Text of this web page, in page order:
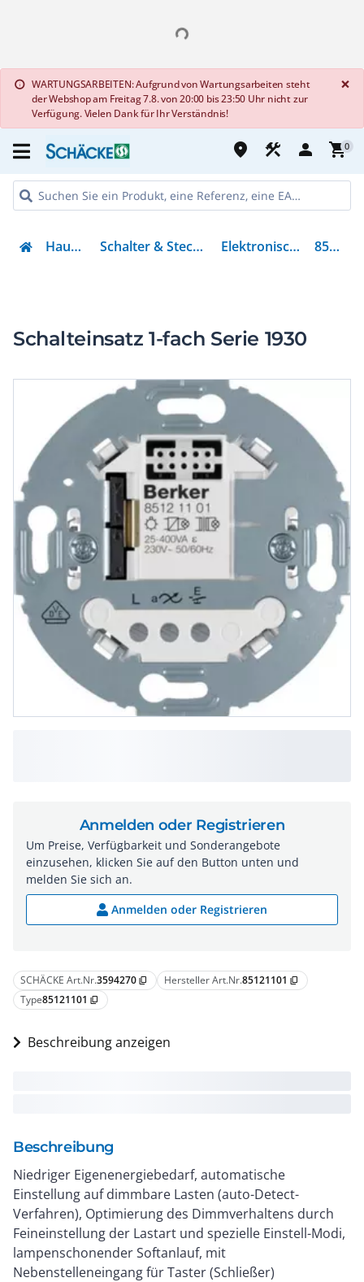
info WARTUNGSARBEITEN: Aufgrund von Wartungsarbeiten steht
der Webshop am Freitag 7.8. von 20:00 bis 23:50 Uhr nicht zur
Verfügung. Vielen Dank für Ihr Verständnis!
×
place construction person shopping_cart0
Haustechnik Schalter & Steckvorrichtungen Elektronischer Schalter 85121101
Schalteinsatz 1-fach Serie 1930
SCHÄCKE Art.Nr.3594270 content_copy Hersteller Art.Nr.85121101 content_copy
Type85121101 content_copy
Beschreibung anzeigen
Beschreibung
Niedriger Eigenenergiebedarf, automatische
Einstellung auf dimmbare Lasten (auto-Detect-
Verfahren), Optimierung des Dimmverhaltens durch
Feineinstellung der Lastart und spezielle Einstell-Modi,
lampenschonender Softanlauf, mit
Nebenstelleneingang für Taster (Schließer)
Anmelden oder Registrieren
Um Preise, Verfügbarkeit und Sonderangebote
einzusehen, klicken Sie auf den Button unten und
melden Sie sich an.
Anmelden oder Registrieren